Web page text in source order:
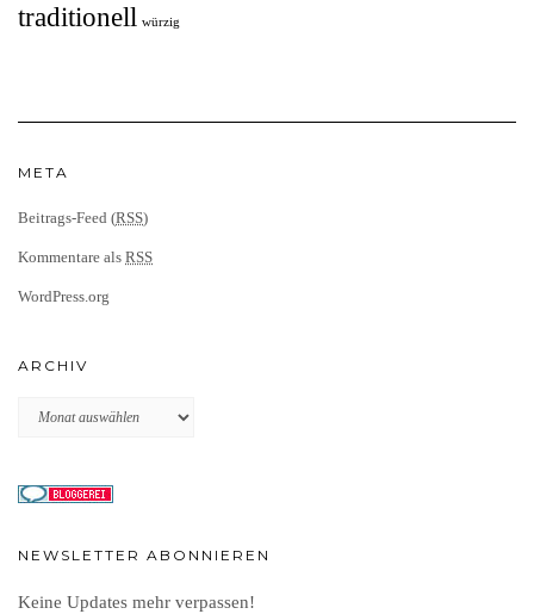
traditionell würzig
META
Beitrags-Feed (RSS)
Kommentare als RSS
WordPress.org
ARCHIV
Archiv
NEWSLETTER ABONNIEREN
Keine Updates mehr verpassen!